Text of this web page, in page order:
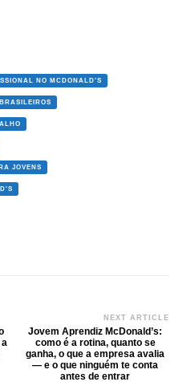
NO MCDONALD'S
JOVENS
NEXT ARTICLE
Jovem Aprendiz McDonald’s:
como é a rotina, quanto se
ganha, o que a empresa avalia
— e o que ninguém te conta
antes de entrar